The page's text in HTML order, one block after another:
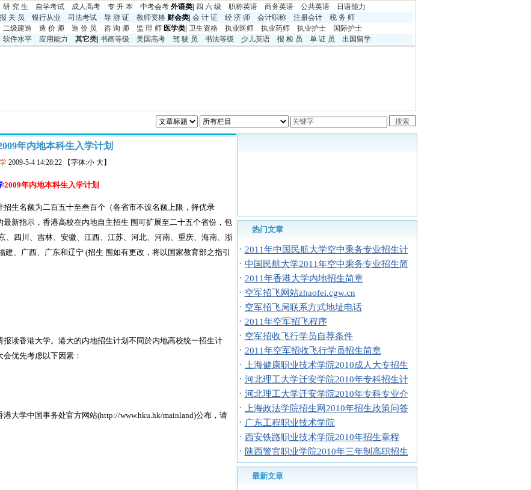
研 究 生 自学考试 成人高考 专 升 本 中考会考 外语类| 四 六 级 职称英语 商务英语 公共英语
日语能力
报 关 员 银行从业 司法考试 导 游 证 教师资格 财会类| 会 计 证 经 济 师 会计职称 注册会计
税 务 师
二级建造 造 价 师 造 价 员 咨 询 师 监 理 师 医学类| 卫生资格 执业医师 执业药师 执业护士
国际护士
软件水平 应用能力 其它类 书画等级 美国高考 驾 驶 员 书法等级 少儿英语 报 检 员 单 证 员 出国留学
年内地本科生入学计划
2009-5-4 14:28:22 【字体:小 大】
2009年内地本科生入学计划
生名额为二百五十至叁百个（各省市不设名额上限，择优录
新指示，香港高校在内地自主招生 围可扩展至二十五个省份，包
、四川、吉林、安徽、江西、江苏、河北、河南、重庆、海南、浙
、广西、广东和辽宁 (招生 围如有更改，将以国家教育部之指引
报读香港大学。港大的内地招生计划不同於内地高校统一招生计
优先考虑以下因素：
大学中国事务处官方网站(http://www.hku.hk/mainland)公布，请
热门文章
· 2011年中国民航大学空中乘务专业招生计
· 中国民航大学2011年空中乘务专业招生简
· 2011年香港大学内地招生简章
· 空军招飞网站zhaofei.cgw.cn
· 空军招飞局联系方式地址电话
· 2011年空军招飞程序
· 空军招收飞行学员自荐条件
· 2011年空军招收飞行学员招生简章
·
上海健康职业技术学院2010成人大专招生
· 河北理工大学迁安学院2010年专科招生计
· 河北理工大学迁安学院2010年专科专业介
·
上海政法学院招生网2010年招生政策问答
· 广东工程职业技术学院
· 西安铁路职业技术学院2010年招生章程
· 陕西警官职业学院2010年三年制高职招生
最新文章